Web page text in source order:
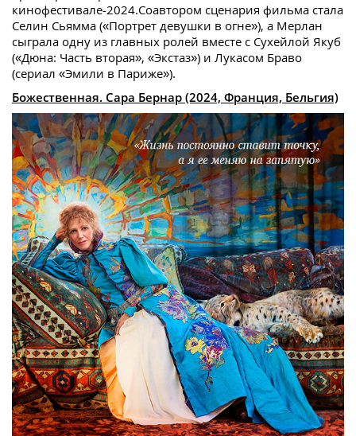
кинофестивале-2024.Соавтором сценария фильма стала
Селин Сьямма («Портрет девушки в огне»), а Мерлан
сыграла одну из главных ролей вместе с Сухейлой Якуб
(«Дюна: Часть вторая», «Экстаз») и Лукасом Браво
(сериал «Эмили в Париже»).
Божественная. Сара Бернар (2024, Франция, Бельгия)